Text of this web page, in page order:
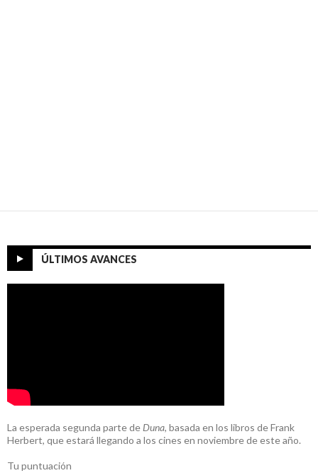
ÚLTIMOS AVANCES
La esperada segunda parte de Duna, basada en los libros de Frank
Herbert, que estará llegando a los cines en noviembre de este año.
Tu puntuación